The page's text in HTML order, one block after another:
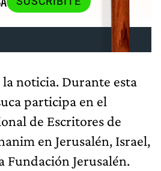
la noticia. Durante esta
participa en el
de Escritores de
en Jerusalén, Israel,
Fundación Jerusalén.